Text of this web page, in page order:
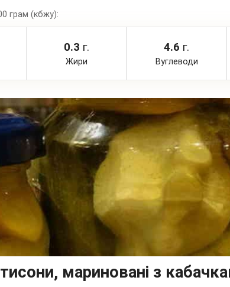
грам (кбжу):
0.3 г.
Жири
4.6 г.
Вуглеводи
мариновані з